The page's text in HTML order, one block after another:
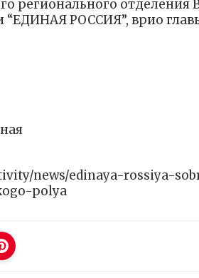
регионального отделения
“ЕДИНАЯ РОССИЯ”, врио
news/edinaya-rossiya-
polya